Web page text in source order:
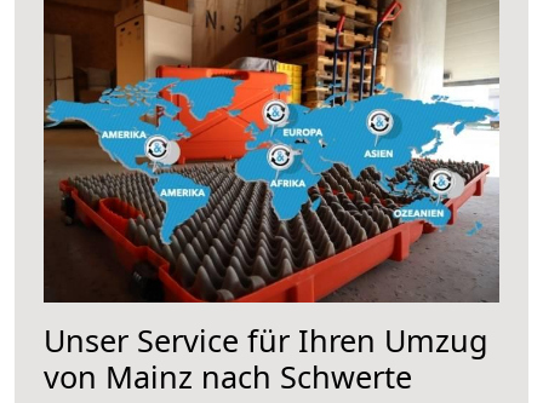
Unser Service für Ihren Umzug
von Mainz nach Schwerte